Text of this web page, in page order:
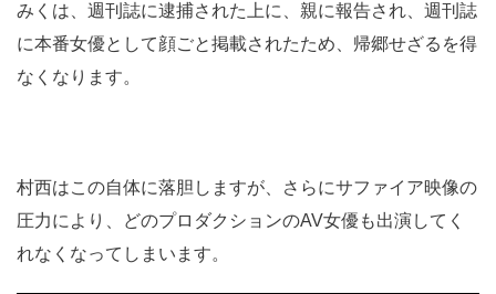
みくは、週刊誌に逮捕された上に、親に報告され、週刊誌
に本番女優として顔ごと掲載されたため、帰郷せざるを得
なくなります。
村西はこの自体に落胆しますが、さらにサファイア映像の
圧力により、どのプロダクションのAV女優も出演してく
れなくなってしまいます。